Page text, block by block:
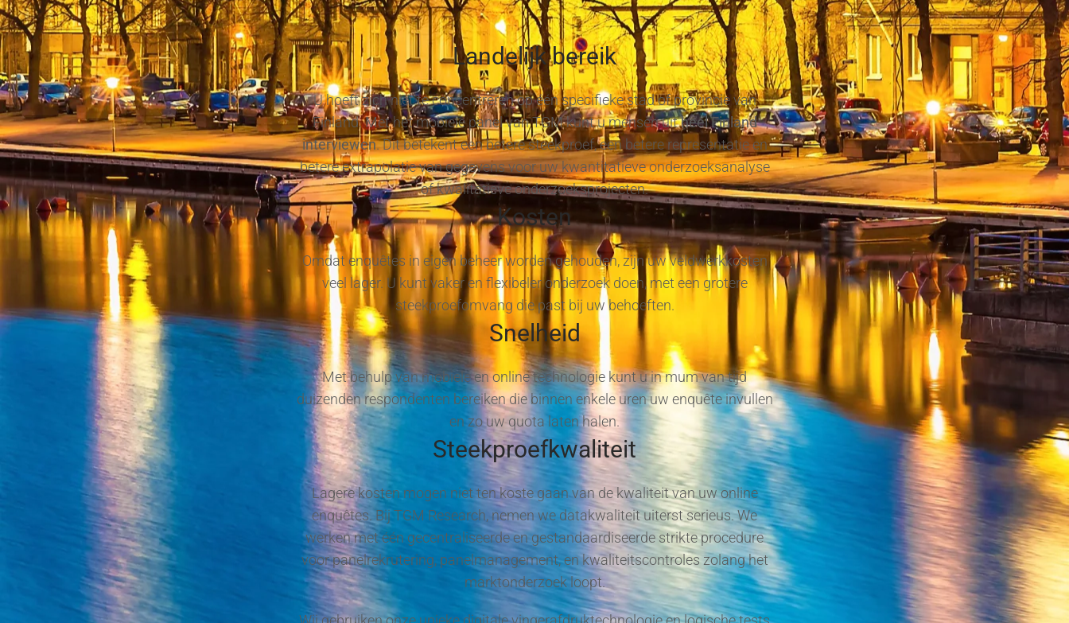
Landelijk bereik
U hoeft zich niet te concentreren op één specifieke stad of provincie van
Finland. Met het mobiele panel van TGM kunt u mensen uitheel Finland
interviewen. Dit betekent een betere steekproef, een betere representatie en
betere extrapolatie van gegevens voor uw kwantitatieve onderzoeksanalyse
of kwalitatieve onderzoeksprojecten.
Kosten
Omdat enquêtes in eigen beheer worden gehouden, zijn uw veldwerkkosten
veel lager. U kunt vaker en flexibeler onderzoek doen, met een grotere
steekproefomvang die past bij uw behoeften.
Snelheid
Met behulp van mobiele en online technologie kunt u in mum van tijd
duizenden respondenten bereiken die binnen enkele uren uw enquête invullen
en zo uw quota laten halen.
Steekproefkwaliteit
Lagere kosten mogen niet ten koste gaan van de kwaliteit van uw online
enquêtes. Bij TGM Research, nemen we datakwaliteit uiterst serieus. We
werken met één gecentraliseerde en gestandaardiseerde strikte procedure
voor panelrekrutering, panelmanagement, en kwaliteitscontroles zolang het
marktonderzoek loopt.